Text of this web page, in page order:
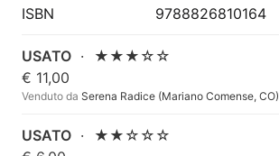
ISBN
9788826810164
USATO ·
★★★☆☆
€ 11,00
Venduto da Serena Radice (Mariano Comense, CO)
USATO ·
★★☆☆☆